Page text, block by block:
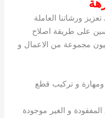
ورشاتنا العاملة
على طريقة اصلاح
مجموعة من الاعمال و
و تركيب قطع
و الغير موجودة